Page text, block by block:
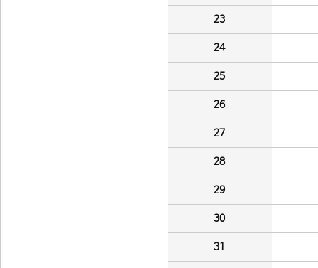
23
24
25
26
27
28
29
30
31